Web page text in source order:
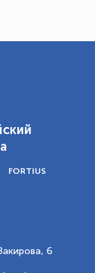
FORTIUS
6